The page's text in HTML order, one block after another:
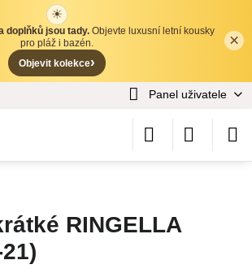
✕
×
☀
doplňků jsou tady. Objevte luxusní letní kousky
pro pláž i bazén.
Objevit kolekce›
Panel uživatele
RINGELLA